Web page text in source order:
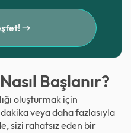
Başlanır?
oluşturmak için
veya daha fazlasıyla
sizi rahatsız eden bir